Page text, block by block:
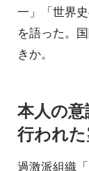
一」「世界
を語った。
きか。
本人の
行われ
過激派組織